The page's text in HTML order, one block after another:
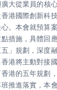
大從業員的核
港國際創新科
。本會就預算
措施，具體回
」規劃，深度
港將主動對接
港的五年規劃
推進落實，本